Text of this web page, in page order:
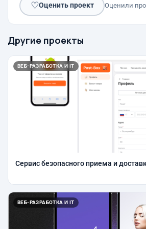
♡Оценить проект Оценили
Другие проекты
ВЕБ-РАЗРАБОТКА И IT
Сервис безопасного приема и
ВЕБ-РАЗРАБОТКА И IT